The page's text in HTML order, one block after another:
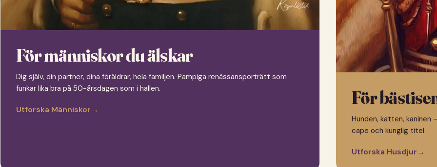
För människor du älskar
Dig själv, din partner, dina föräldrar, hela familjen. Pampiga renässansporträtt som
funkar lika bra på 50-årsdagen som i hallen.
Utforska Människor→
För
Hunden, katten, kaninen
cape och kunglig titel.
Utforska Husdjur→